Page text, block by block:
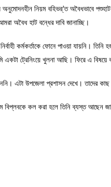
নিয়ম বহিভর্’ত অবৈধভাবে
অবৈধ হাট বন্ধের দাবি জানাচ্ছি।
কর্মকর্তাকে ফোনে পাওয়া যায়নি।
একটা ট্রেনিংয়ে খুলনা আছি। ফিরে এ বিষয়ে
এটা উপজেলা প্রশাসন দেখে। তাদের কাছ
বিপ্লবকে কল করা হলে তিনি ব্যস্ত আছেন